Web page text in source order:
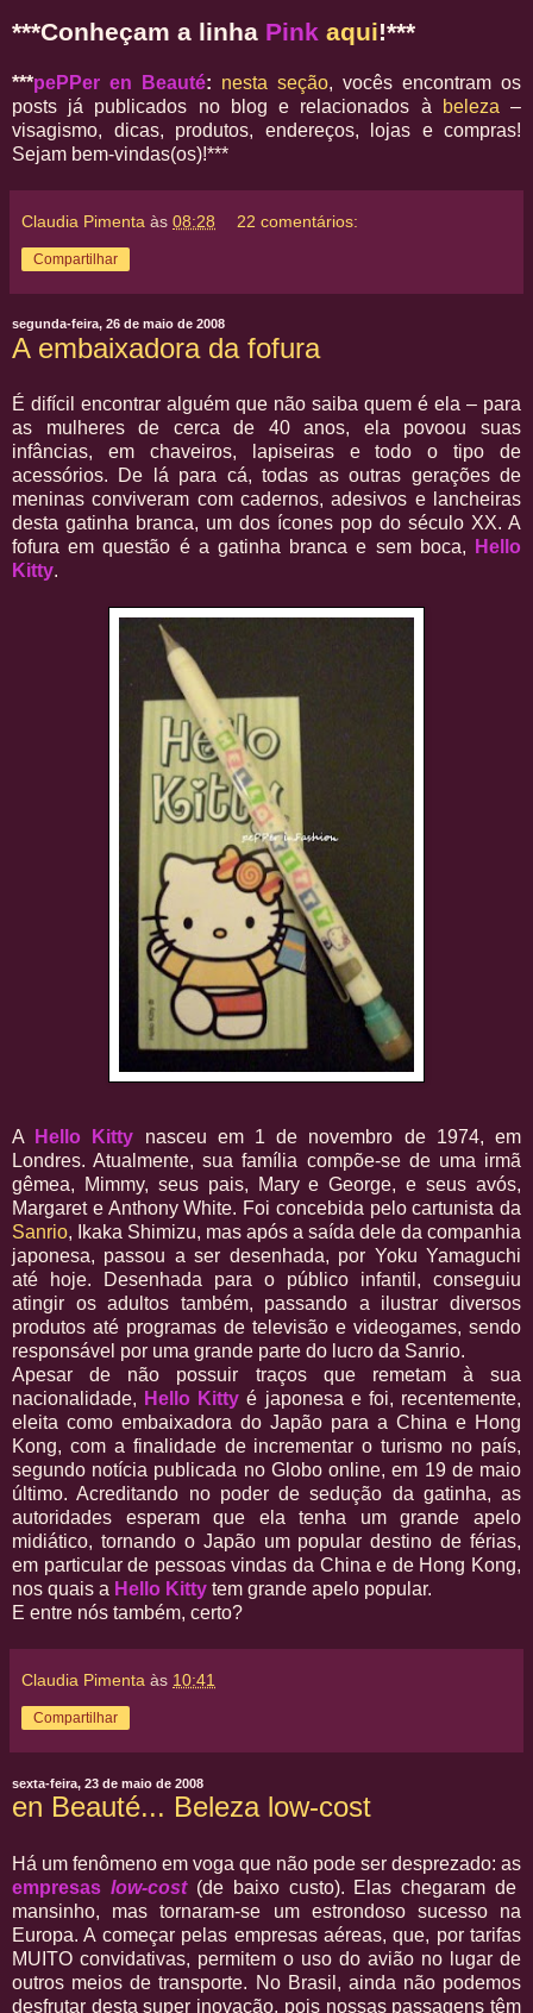
***Conheçam a linha Pink aqui!***
***pePPer en Beauté: nesta seção, vocês encontram os
posts já publicados no blog e relacionados à
beleza –
visagismo, dicas, produtos, endereços, lojas e compras!
Sejam bem-vindas(os)!***
Claudia Pimenta às 08:28 22 comentários:
Compartilhar
segunda-feira, 26 de maio de 2008
A embaixadora da fofura
É difícil encontrar alguém que não saiba quem é ela – para
as mulheres de cerca de 40 anos, ela povoou suas
infâncias, em chaveiros, lapiseiras e todo o tipo de
acessórios. De lá para cá, todas as outras gerações de
meninas conviveram com cadernos, adesivos e lancheiras
desta gatinha branca, um dos ícones pop do século XX. A
fofura em questão é a gatinha branca e sem boca,
Hello
Kitty.
A Hello Kitty nasceu em 1 de novembro de 1974, em
Londres. Atualmente, sua família compõe-se de uma irmã
gêmea, Mimmy, seus pais, Mary e George, e seus avós,
Margaret e Anthony White. Foi concebida pelo cartunista da
Sanrio, Ikaka Shimizu, mas após a saída dele da companhia
japonesa, passou a ser desenhada, por Yoku Yamaguchi
até hoje. Desenhada para o público infantil, conseguiu
atingir os adultos também, passando a ilustrar diversos
produtos até programas de televisão e videogames, sendo
responsável por uma grande parte do lucro da Sanrio.
Apesar de não possuir traços que remetam à sua
nacionalidade, Hello Kitty é japonesa e foi, recentemente,
eleita como embaixadora do Japão para a China e Hong
Kong, com a finalidade de incrementar o turismo no país,
segundo notícia publicada no Globo online, em 19 de maio
último. Acreditando no poder de sedução da gatinha, as
autoridades esperam que ela tenha um grande apelo
midiático, tornando o Japão um popular destino de férias,
em particular de pessoas vindas da China e de Hong Kong,
nos quais a Hello Kitty tem grande apelo popular.
E entre nós também, certo?
Claudia Pimenta às 10:41
Compartilhar
sexta-feira, 23 de maio de 2008
en Beauté... Beleza low-cost
Há um fenômeno em voga que não pode ser desprezado: as
empresas low-cost (de baixo custo). Elas chegaram de
mansinho, mas tornaram-se um estrondoso sucesso na
Europa. A começar pelas empresas aéreas, que, por tarifas
MUITO convidativas, permitem o uso do avião no lugar de
outros meios de transporte. No Brasil, ainda não podemos
desfrutar desta super inovação, pois nossas passagens têm